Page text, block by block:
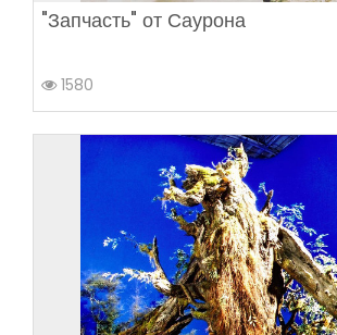
"Запчасть" от Саурона
1580